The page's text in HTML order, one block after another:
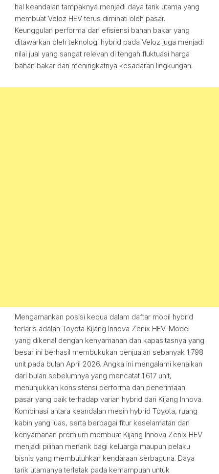
hal keandalan tampaknya menjadi daya tarik utama yang
membuat Veloz HEV terus diminati oleh pasar.
Keunggulan performa dan efisiensi bahan bakar yang
ditawarkan oleh teknologi hybrid pada Veloz juga menjadi
nilai jual yang sangat relevan di tengah fluktuasi harga
bahan bakar dan meningkatnya kesadaran lingkungan.
Mengamankan posisi kedua dalam daftar mobil hybrid
terlaris adalah Toyota Kijang Innova Zenix HEV. Model
yang dikenal dengan kenyamanan dan kapasitasnya yang
besar ini berhasil membukukan penjualan sebanyak 1.798
unit pada bulan April 2026. Angka ini mengalami kenaikan
dari bulan sebelumnya yang mencatat 1.617 unit,
menunjukkan konsistensi performa dan penerimaan
pasar yang baik terhadap varian hybrid dari Kijang Innova.
Kombinasi antara keandalan mesin hybrid Toyota, ruang
kabin yang luas, serta berbagai fitur keselamatan dan
kenyamanan premium membuat Kijang Innova Zenix HEV
menjadi pilihan menarik bagi keluarga maupun pelaku
bisnis yang membutuhkan kendaraan serbaguna. Daya
tarik utamanya terletak pada kemampuan untuk